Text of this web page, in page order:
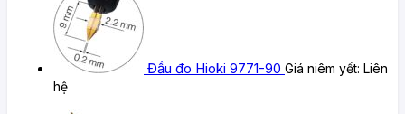
Đầu đo Hioki 9771-90 Giá niêm yết: Liên
hệ